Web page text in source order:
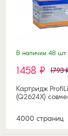
В наличии 48 шт.
1458 ₽ 1793
Картридж
(Q2624X)
4000 страниц